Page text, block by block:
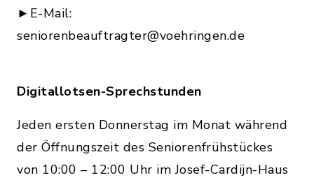
►E-Mail:
seniorenbeauftragter@voehringen.de
Digitallotsen-Sprechstunden
Jeden ersten Donnerstag im Monat während
der Öffnungszeit des Seniorenfrühstückes
von 10:00 – 12:00 Uhr im Josef-Cardijn-Haus